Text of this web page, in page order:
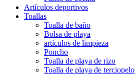
Artículos deportivos
Toallas
Toalla de baño
Bolsa de playa
artículos de limpieza
Poncho
Toalla de playa de rizo
Toalla de playa de terciopelo